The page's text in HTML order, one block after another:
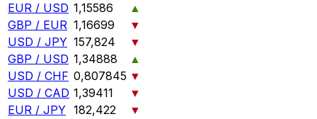
EUR / USD 1,15586
▲
GBP / EUR 1,16699
▼
USD / JPY 157,824
▼
GBP / USD 1,34888
▲
USD / CHF 0,807845 ▼
USD / CAD 1,39411
▼
EUR / JPY 182,422
▼